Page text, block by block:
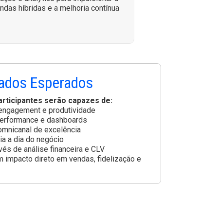
híbridas e a melhoria contínua
Esperados
serão capazes de:
e produtividade
e dashboards
de excelência
a dia do negócio
de análise financeira e CLV
impacto direto em vendas, fidelização e